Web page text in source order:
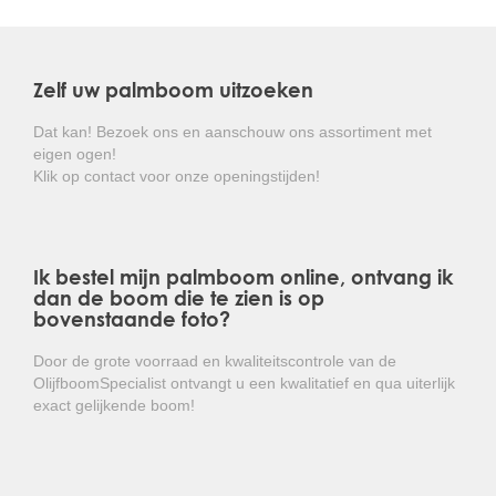
Alle Chinese waaierpalmen uit het assortiment van de
tuincentrumkwaliteit. Deze palmen worden veelal snel
opgekweekt in kassen met een hoge temperatuur en
Kortom: een zeer sterke palm met mooie
waaiervormige bladeren en die weinig onderhoud
vergt!
Zelf uw palmboom uitzoeken
Dat kan! Bezoek ons en aanschouw ons assortiment met
eigen ogen!
Klik op contact voor onze openingstijden!
Ik bestel mijn palmboom online, ontvang ik
dan de boom die te zien is op
bovenstaande foto?
Door de grote voorraad en kwaliteitscontrole van de
OlijfboomSpecialist ontvangt u een kwalitatief en qua uiterlijk
exact gelijkende boom!